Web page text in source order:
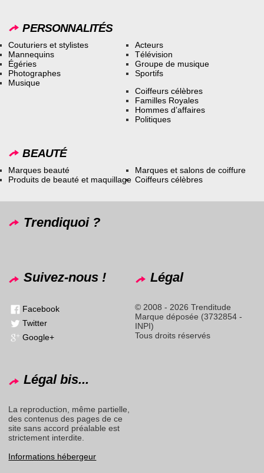
PERSONNALITÉS
Couturiers et stylistes
Mannequins
Égéries
Photographes
Musique
Acteurs
Télévision
Groupe de musique
Sportifs
Coiffeurs célèbres
Familles Royales
Hommes d’affaires
Politiques
BEAUTÉ
Marques beauté
Produits de beauté et maquillage
Marques et salons de coiffure
Coiffeurs célèbres
Trendiquoi ?
Suivez-nous !
Facebook
Twitter
Google+
Légal
© 2008 - 2026 Trenditude
Marque déposée (3732854 -
INPI)
Tous droits réservés
Légal bis...
La reproduction, même partielle,
des contenus des pages de ce
site sans accord préalable est
strictement interdite.
Informations hébergeur